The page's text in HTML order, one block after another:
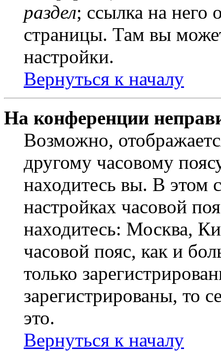
раздел; ссылка на него
страницы. Там вы
настройки.
Вернуться к началу
На конференции
Возможно,
другому часовому
находитесь вы. В этом
настройках часовой
находитесь: Москва,
часовой пояс, как и
только
зарегистрированы, то
это.
Вернуться к началу